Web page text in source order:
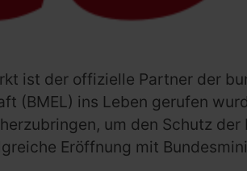
ist der offizielle Partner der
(BMEL) ins Leben gerufen
um den Schutz
Eröffnung mit